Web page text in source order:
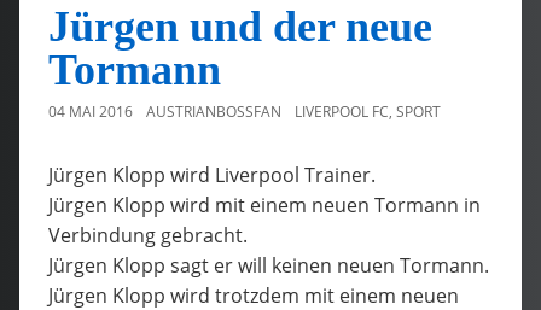
Jürgen und der neue
Tormann
04 MAI 2016 AUSTRIANBOSSFAN LIVERPOOL FC, SPORT
Jürgen Klopp wird Liverpool Trainer.
Jürgen Klopp wird mit einem neuen Tormann in
Verbindung gebracht.
Jürgen Klopp sagt er will keinen neuen Tormann.
Jürgen Klopp wird trotzdem mit einem neuen